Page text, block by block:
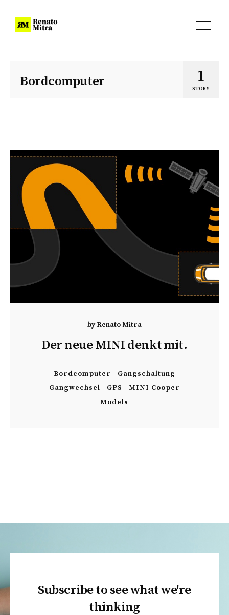
Bordcomputer 1
STORY
byRenato Mitra
Der neue MINI denkt mit.
Bordcomputer
Gangschaltung
Gangwechsel
GPS
MINI Cooper
Models
Subscribe to see what we're
thinking